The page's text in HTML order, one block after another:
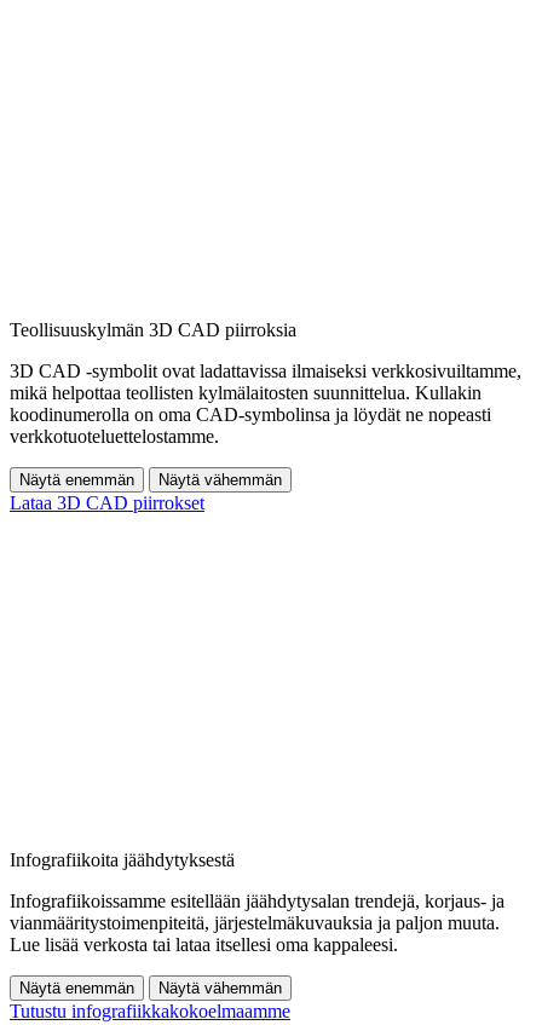
Teollisuuskylmän 3D CAD piirroksia
3D CAD -symbolit ovat ladattavissa ilmaiseksi verkkosivuiltamme,
mikä helpottaa teollisten kylmälaitosten suunnittelua. Kullakin
koodinumerolla on oma CAD-symbolinsa ja löydät ne nopeasti
verkkotuoteluettelostamme.
Näytä enemmän Näytä vähemmän
Lataa 3D CAD piirrokset
Infografiikoita jäähdytyksestä
Infografiikoissamme esitellään jäähdytysalan trendejä, korjaus- ja
vianmääritystoimenpiteitä, järjestelmäkuvauksia ja paljon muuta.
Lue lisää verkosta tai lataa itsellesi oma kappaleesi.
Näytä enemmän Näytä vähemmän
Tutustu infografiikkakokoelmaamme